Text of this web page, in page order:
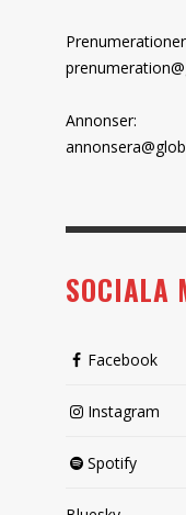
Annonser:
SOCIALA
Facebook
Instagram
Spotify